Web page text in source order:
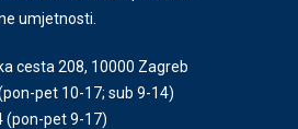
umjetnosti.
cesta 208, 10000 Zagreb
pet 10-17; sub 9-14)
(pon-pet 9-17)